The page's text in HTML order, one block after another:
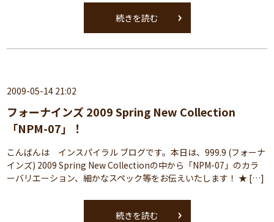
続きを読む
2009-05-14 21:02
フォーナインズ 2009 Spring New Collection
「NPM-07」！
こんばんは インスパイラル ブログです。本日は、999.9 (フォーナ
インズ) 2009 Spring New Collectionの中から「NPM-07」のカラ
ーバリエーション、細かなスペック等をお伝えいたします！ ★ […]
続きを読む